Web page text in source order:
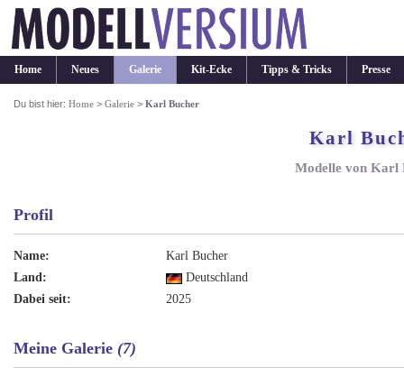
Home Neues Galerie Kit-Ecke Tipps & Tricks Presse
Du bist hier:Home >Galerie >Karl Bucher
Karl
Modelle von Karl
Profil
Name:
Karl Bucher
Land:
Deutschland
Dabei seit:
2025
Meine Galerie (7)